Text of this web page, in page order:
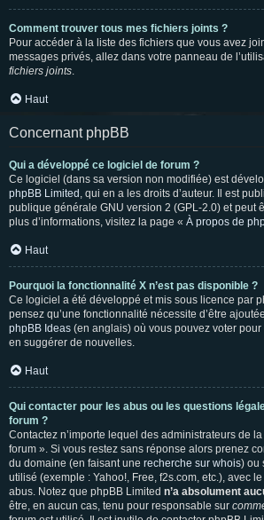
Comment trouver tous mes fichiers joints ?
Pour accéder à la liste des fichiers que vous avez
messages privés, allez dans votre panneau de
fichiers joints.
Haut
Concernant phpBB
Qui a développé ce logiciel de forum ?
Ce logiciel (dans sa version non modifiée) est
phpBB Limited , qui en a les droits d’auteur. Il est
publique générale GNU version 2 (GPL-2.0) et peut
plus d’informations, visitez la page « À propos de
Haut
Pourquoi la fonctionnalité X n’est pas disponible ?
Ce logiciel a été développé et mis sous licence par
pensez qu’une fonctionnalité nécessite d’être
phpBB Ideas (en anglais) où vous pouvez voter
en suggérer de nouvelles.
Haut
Qui contacter pour les abus ou les questions
forum ?
Contactez n’importe lequel des administrateurs de la
forum ». Si vous restez sans réponse alors prenez
du domaine (en faisant une recherche sur whois) ou
utilisé (exemple : Yahoo!, Free, f2s.com, etc.), avec
abus. Notez que phpBB Limited n’a absolument
être, en aucun cas, tenu pour responsable sur